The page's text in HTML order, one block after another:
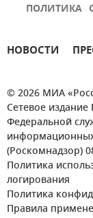
ПОЛИТИКА
НОВОСТИ
© 2026 МИА
Сетевое
Федеральной
(Роскомнадзор)
Политика
логирования
Политика
Правила